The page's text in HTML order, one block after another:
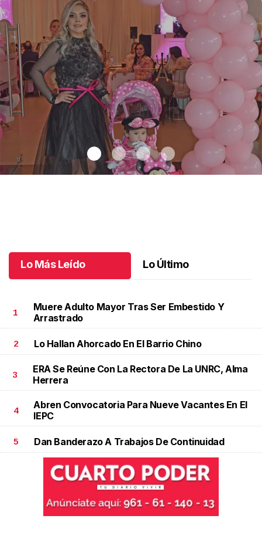
Lo Más Leído Lo Último
1
Muere Adulto Mayor Tras Ser Embestido Y
Arrastrado
2 Lo Hallan Ahorcado En El Barrio Chino
3
ERA Se Reúne Con La Rectora De La UNRC, Alma
Herrera
4
Abren Convocatoria Para Nueve Vacantes En El
IEPC
5 Dan Banderazo A Trabajos De Continuidad